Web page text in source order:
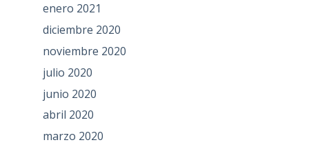
enero 2021
diciembre 2020
noviembre 2020
julio 2020
junio 2020
abril 2020
marzo 2020